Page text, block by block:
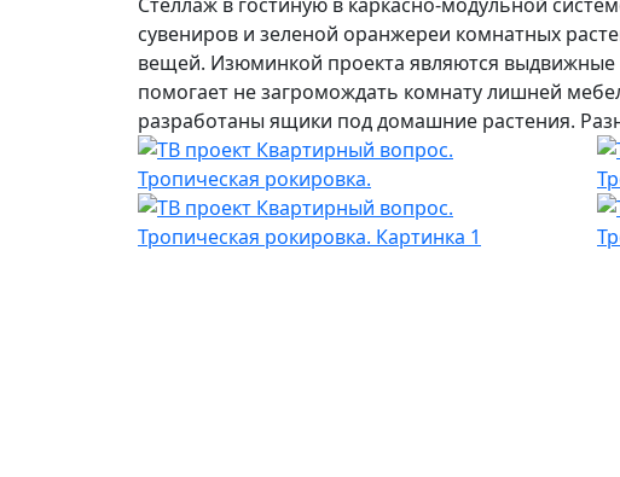
сувениров и зеленой оранжереи комнатных
вещей. Изюминкой проекта являются выдвижные
помогает не загромождать комнату лишней
разработаны ящики под домашние растения.